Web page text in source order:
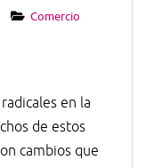
Comercio
en la
de estos
cambios que